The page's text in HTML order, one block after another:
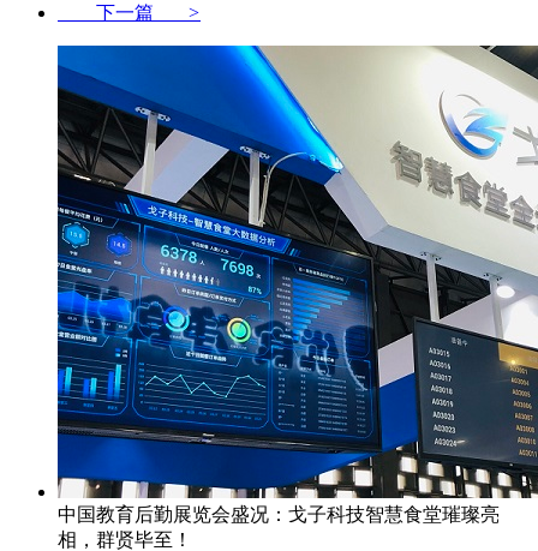
下一篇 >
中国教育后勤展览会盛况：戈子科技智慧食堂璀璨亮
相，群贤毕至！